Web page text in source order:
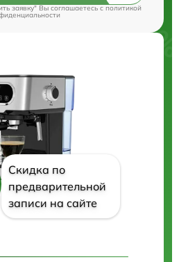
заявку" Вы соглашаетесь cполитикой
Скидка по
предварительной
записи на сайте